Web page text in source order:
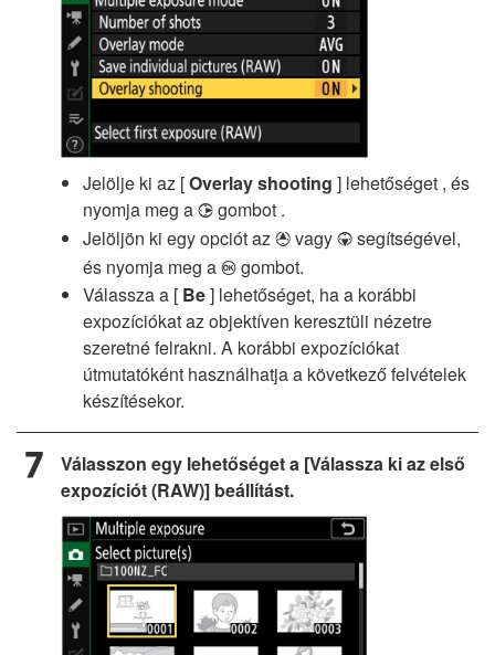
Jelölje ki az [Overlay shooting ] lehetőséget , és
nyomja meg a 2 gombot .
Jelöljön ki egy opciót az 1 vagy 3 segítségével,
és nyomja meg a J gombot.
Válassza a [ Be] lehetőséget, ha a korábbi
expozíciókat az objektíven keresztüli nézetre
szeretné felrakni. A korábbi expozíciókat
útmutatóként használhatja a következő felvételek
készítésekor.
Válasszon egy lehetőséget a [Válassza ki az első
expozíciót (RAW)] beállítást.